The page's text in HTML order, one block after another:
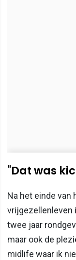
"Dat was
Na het einde van
vrijgezellenleven
twee jaar
maar ook de
midlife waar ik